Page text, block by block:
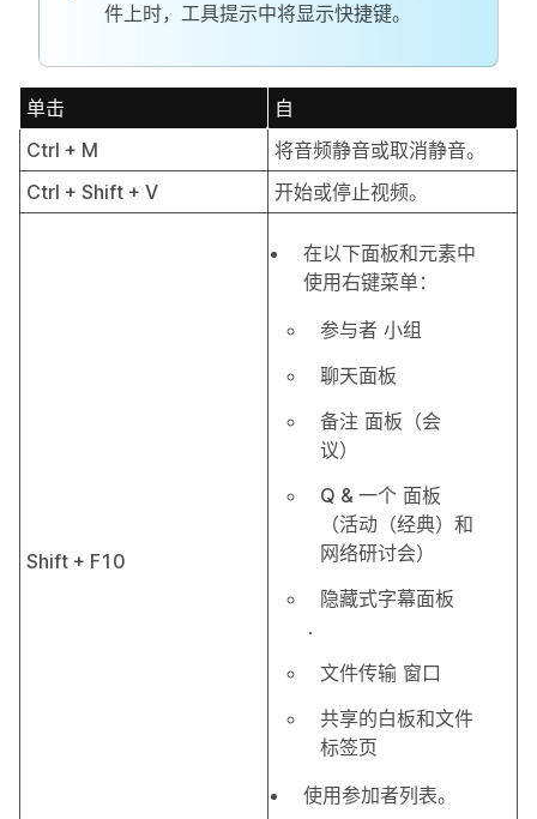
件上时，工具提示中将显示快捷键。
单击
自
Ctrl + M
将音频静音或取消静音。
Ctrl + Shift + V
开始或停止视频。
Shift + F10
在以下面板和元素中
使用右键菜单：
参与者 小组
聊天面板
备注 面板（会
议）
Q & 一个 面板
（活动（经典）和
网络研讨会）
隐藏式字幕面板
.
文件传输 窗口
共享的白板和文件
标签页
使用参加者列表。